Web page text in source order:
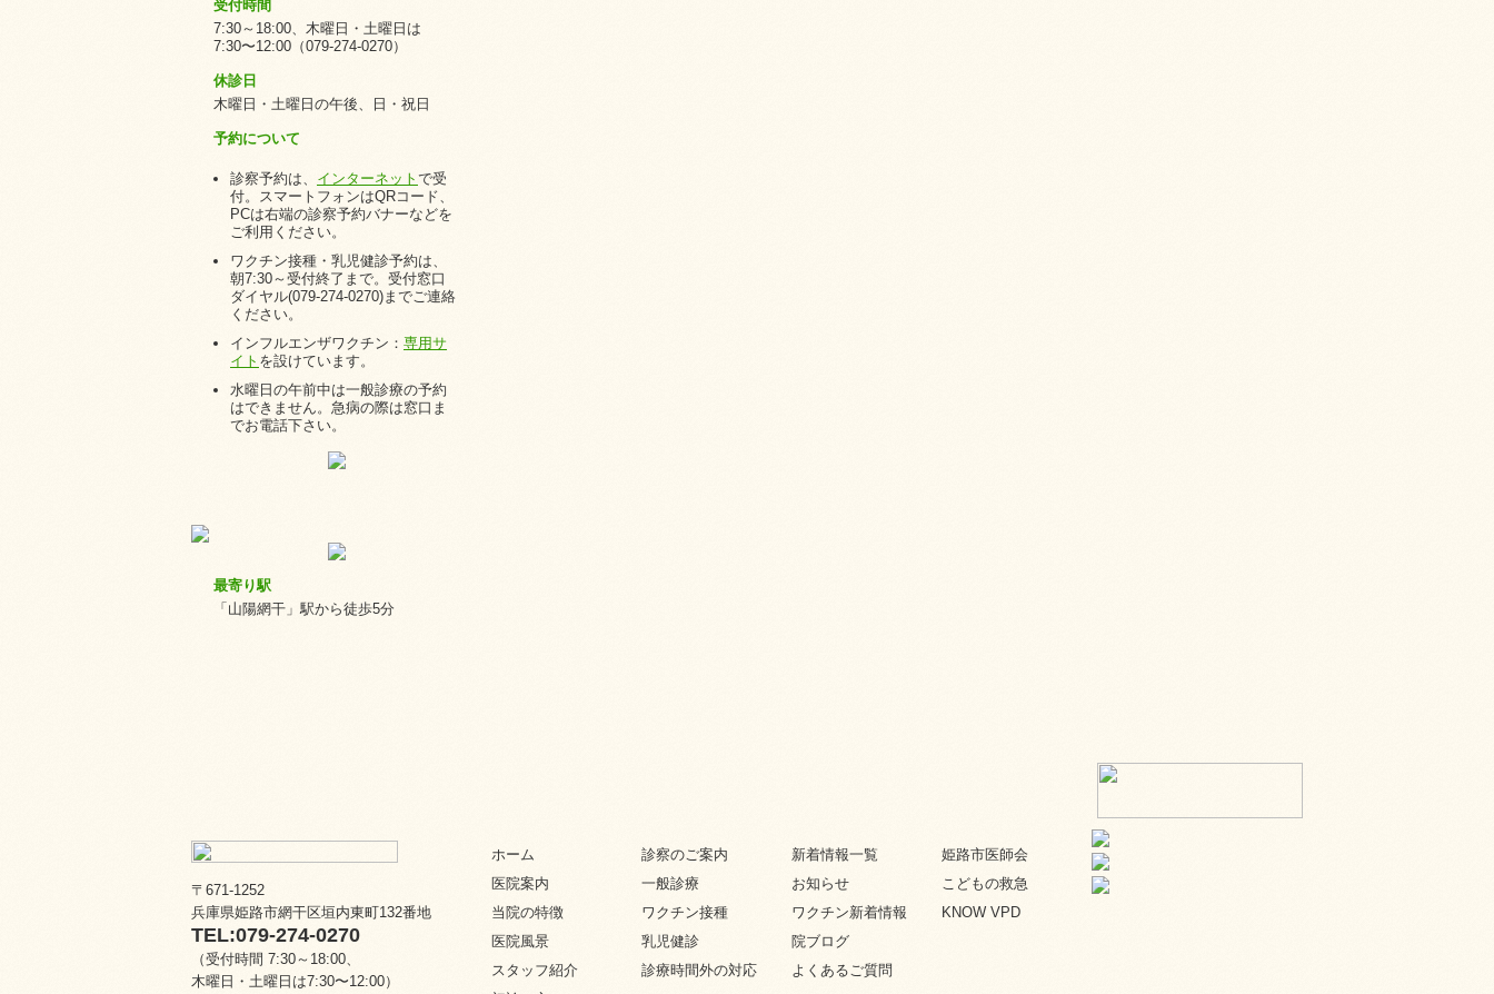
受付時間
7:30～18:00、木曜日・土曜日は
7:30〜12:00（079-274-0270）
休診日
木曜日・土曜日の午後、日・祝日
予約について
診察予約は、 インターネット で受
付。スマートフォンはQRコード、
PCは右端の診察予約バナーなどを
ご利用ください。
ワクチン接種・乳児健診予約は、
朝7:30～受付終了まで。受付窓口
ダイヤル(079-274-0270)までご連絡
ください。
インフルエンザワクチン： 専用サ
イト を設けています。
水曜日の午前中は一般診療の予約
はできません。急病の際は窓口ま
でお電話下さい。
最寄り駅
「山陽網干」駅から徒歩5分
〒671-1252
兵庫県姫路市網干区垣内東町132番地
TEL:079-274-0270
（受付時間 7:30～18:00、
木曜日・土曜日は7:30〜12:00）
ホーム
医院案内
当院の特徴
医院風景
スタッフ紹介
診察のご案内
一般診療
ワクチン接種
乳児健診
診療時間外の対応
新着情報一覧
お知らせ
ワクチン新着情報
院ブログ
よくあるご質問
姫路市医師会
こどもの救急
KNOW VPD